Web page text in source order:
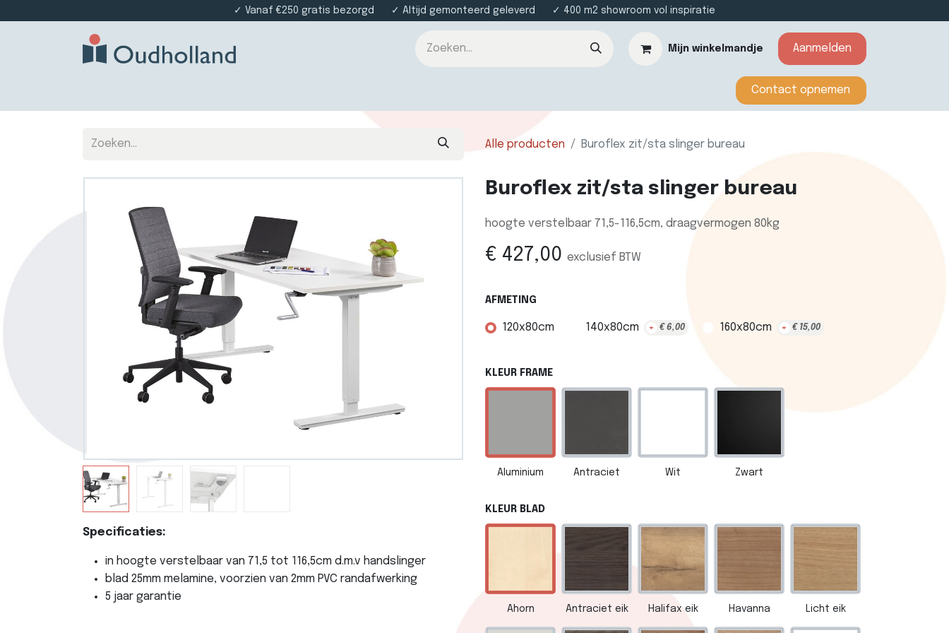
✓ Vanaf €250 gratis bezorgd ✓ Altijd gemonteerd geleverd ✓ 400 m2 showroom vol inspiratie
Mijn winkelmandje Aanmelden
​​​​​​Contact opnemen​​
Alle producten Buroflex zit/sta slinger bureau
Specificaties:
in hoogte verstelbaar van 71,5 tot 116,5cm d.m.v handslinger
blad 25mm melamine, voorzien van 2mm PVC randafwerking
5 jaar garantie
Buroflex zit/sta slinger bureau
hoogte verstelbaar 71,5-116,5cm, draagvermogen 80kg
€ 427,00 exclusief BTW
AFMETING
120x80cm 140x80cm + € 6,00 160x80cm + € 15,00
KLEUR FRAME
Aluminium Antraciet Wit Zwart
KLEUR BLAD
Ahorn Antraciet eik Halifax eik Havanna Licht eik